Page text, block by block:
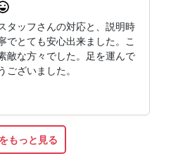
タッフさんの対応と、説明時
でとても安心出来ました。こ
敵な方々でした。足を運んで
ございました。
もっと見る